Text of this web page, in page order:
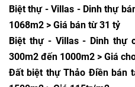
Biệt thự - Villas - Dinh thự
1068m2 > Giá bán từ 31 tỷ
Biệt thự - Villas - Dinh thự
300m2 đến 1000m2 > Giá
Đất biệt thự Thảo Điền bán